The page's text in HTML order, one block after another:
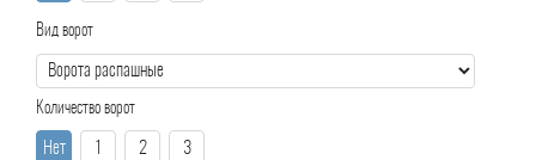
Вид ворот
Количество ворот
Нет 2 3